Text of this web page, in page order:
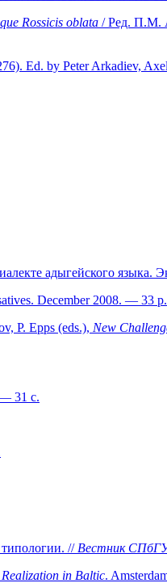
Rossicis oblata / Ред. П.М.
Ed. by Peter Arkadiev,
адыгейского
December 2008. — 33 p.
P. Epps (eds.), New
— 31 с.
// Вестник
in Baltic.